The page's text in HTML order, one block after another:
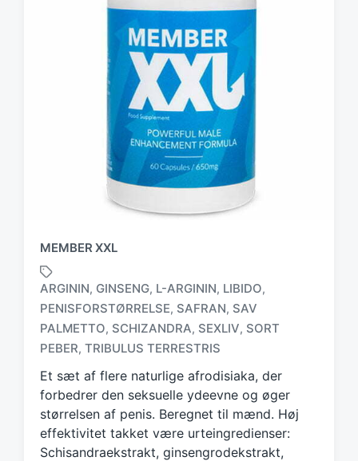
MEMBER XXL
a
g
g
e
d
w
i
t
ARGININ, GINSENG, L-ARGININ, LIBIDO,
PENISFORSTØRRELSE, SAFRAN, SAV
PALMETTO, SCHIZANDRA, SEXLIV, SORT
PEBER, TRIBULUS TERRESTRIS
Et sæt af flere naturlige afrodisiaka, der
forbedrer den seksuelle ydeevne og øger
størrelsen af penis. Beregnet til mænd. Høj
effektivitet takket være urteingredienser:
Schisandraekstrakt, ginsengrodekstrakt,